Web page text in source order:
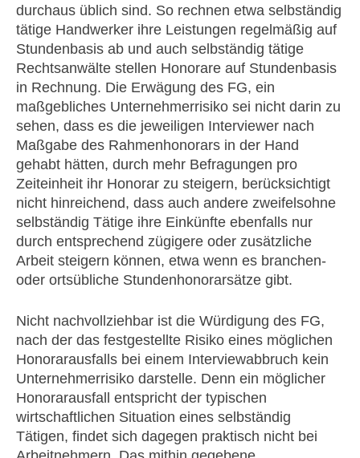
durchaus üblich sind. So rechnen etwa selbständig
tätige Handwerker ihre Leistungen regelmäßig auf
Stundenbasis ab und auch selbständig tätige
Rechtsanwälte stellen Honorare auf Stundenbasis
in Rechnung. Die Erwägung des FG, ein
maßgebliches Unternehmerrisiko sei nicht darin zu
sehen, dass es die jeweiligen Interviewer nach
Maßgabe des Rahmenhonorars in der Hand
gehabt hätten, durch mehr Befragungen pro
Zeiteinheit ihr Honorar zu steigern, berücksichtigt
nicht hinreichend, dass auch andere zweifelsohne
selbständig Tätige ihre Einkünfte ebenfalls nur
durch entsprechend zügigere oder zusätzliche
Arbeit steigern können, etwa wenn es branchen-
oder ortsübliche Stundenhonorarsätze gibt.
Nicht nachvollziehbar ist die Würdigung des FG,
nach der das festgestellte Risiko eines möglichen
Honorarausfalls bei einem Interviewabbruch kein
Unternehmerrisiko darstelle. Denn ein möglicher
Honorarausfall entspricht der typischen
wirtschaftlichen Situation eines selbständig
Tätigen, findet sich dagegen praktisch nicht bei